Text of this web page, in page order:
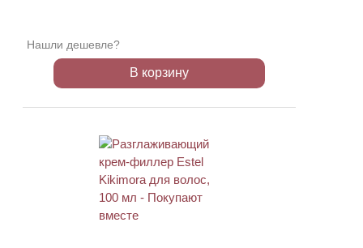
Нашли дешевле?
В корзину